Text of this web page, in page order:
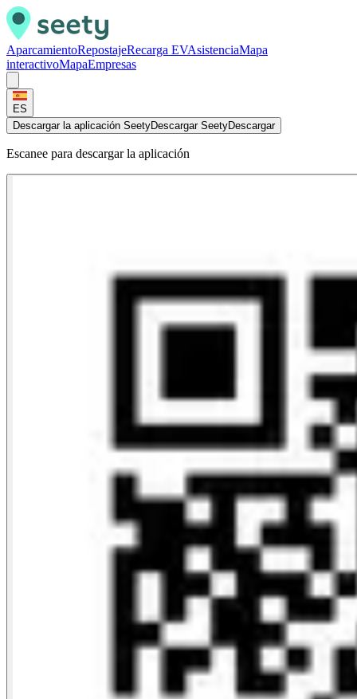
AparcamientoRepostajeRecarga EVAsistenciaMapa
interactivoMapaEmpresas
ES
Descargar la aplicación SeetyDescargar SeetyDescargar
Escanee para descargar la aplicación